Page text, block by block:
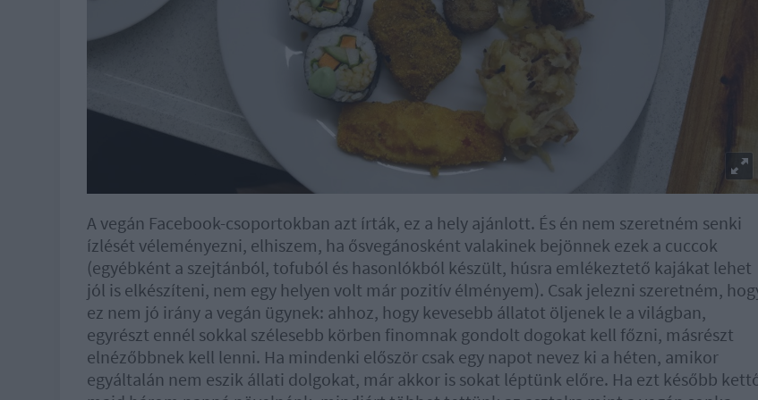
A vegán Facebook-csoportokban azt írták, ez a hely ajánlott. És én nem szeretném senki
ízlését véleményezni, elhiszem, ha ősvegánosként valakinek bejönnek ezek a cuccok
(egyébként a szejtánból, tofuból és hasonlókból készült, húsra emlékeztető kajákat lehet
jól is elkészíteni, nem egy helyen volt már pozitív élményem). Csak jelezni szeretném,
ez nem jó irány a vegán ügynek: ahhoz, hogy kevesebb állatot öljenek le a világban,
egyrészt ennél sokkal szélesebb körben finomnak gondolt dogokat kell főzni, másrészt
elnézőbbnek kell lenni. Ha mindenki először csak egy napot nevez ki a héten, amikor
egyáltalán nem eszik állati dolgokat, már akkor is sokat léptünk előre. Ha ezt később